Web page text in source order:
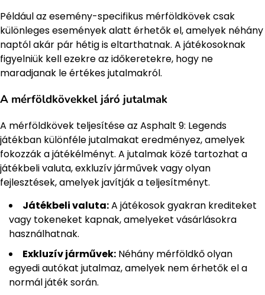
Például az esemény-specifikus mérföldkövek csak
különleges események alatt érhetők el, amelyek néhány
naptól akár pár hétig is eltarthatnak. A játékosoknak
figyelniük kell ezekre az időkeretekre, hogy ne
maradjanak le értékes jutalmakról.
A mérföldkövekkel járó jutalmak
A mérföldkövek teljesítése az Asphalt 9: Legends
játékban különféle jutalmakat eredményez, amelyek
fokozzák a játékélményt. A jutalmak közé tartozhat a
játékbeli valuta, exkluzív járművek vagy olyan
fejlesztések, amelyek javítják a teljesítményt.
Játékbeli valuta:A játékosok gyakran krediteket
vagy tokeneket kapnak, amelyeket vásárlásokra
használhatnak.
Exkluzív járművek: Néhány mérföldkő olyan
egyedi autókat jutalmaz, amelyek nem érhetők el a
normál játék során.